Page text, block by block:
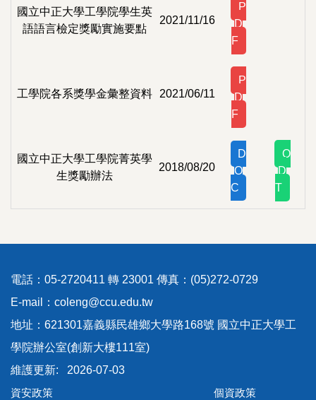
國立中正大學工學院學生英
語語言檢定獎勵實施要點
2021/11/16
P
D
F
工學院各系獎學金彙整資料 2021/06/11
P
D
F
國立中正大學工學院菁英學
生獎勵辦法
2018/08/20
D
O
C
O
D
T
電話：05-2720411 轉 23001 傳真：(05)272-0729
E-mail：coleng@ccu.edu.tw
地址：621301嘉義縣民雄鄉大學路168號 國立中正大學工
學院辦公室(創新大樓111室)
2026-07-03
資安政策
個資政策